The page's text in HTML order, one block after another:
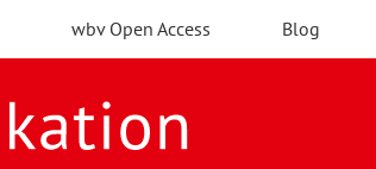
wbv Open Access Blog